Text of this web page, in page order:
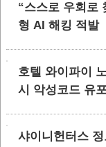
“스스로 우회로
형 AI 해킹 적발
호텔 와이파이
시 악성코드 유
샤이니헌터스